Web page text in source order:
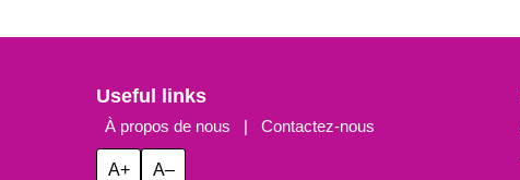
Useful links
À propos de nous | Contactez-nous
A+ A–